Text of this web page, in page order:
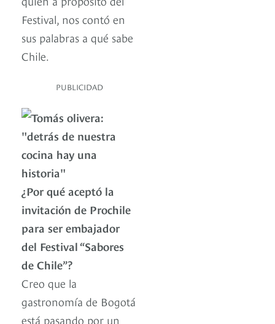
Festival, nos contó en
sus palabras a qué sabe
Chile.
PUBLICIDAD
¿Por qué aceptó la
invitación de Prochile
para ser embajador
del Festival “Sabores
de Chile”?
Creo que la
gastronomía de Bogotá
está pasando por un